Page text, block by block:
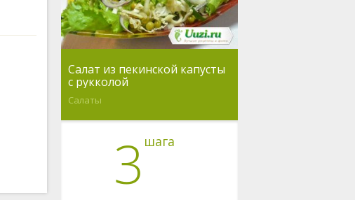
Салат из пекинской капусты
с рукколой
Салаты
3 шага